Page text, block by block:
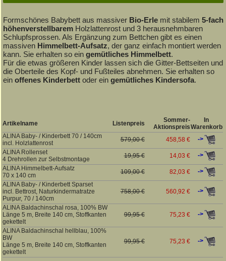
Formschönes Babybett aus massiver Bio-Erlemit stabilem 5-fach
höhenverstellbaremHolzlattenrost und 3 herausnehmbaren
Schlupfsprossen. Als Ergänzung zum Bettchen gibt es einen
massiven Himmelbett-Aufsatz, der ganz einfach montiert werden
kann. Sie erhalten so eingemütliches Himmelbett.
Für die etwas größeren Kinder lassen sich die Gitter-Bettseiten und
die Oberteile des Kopf- und Fußteiles abnehmen. Sie erhalten so
ein offenes Kinderbettoder ein gemütliches Kindersofa.
Artikelname Listenpreis
Sommer-
Aktionspreis
In
Warenkorb
ALINA Baby- / Kinderbett 70 / 140cm
incl. Holzlattenrost
579,00 € 458,58 €
->
ALINA Rollenset
4 Drehrollen zur Selbstmontage
19,95 € 14,03 €
->
ALINA Himmelbett-Aufsatz
70 x 140 cm
109,00 € 82,03 €
->
ALINA Baby- / Kinderbett Sparset
incl. Bettrost, Naturkindermatratze
Purpur, 70 / 140cm
758,00 € 560,92 € ->
ALINA Baldachinschal rosa, 100% BW
Länge 5 m, Breite 140 cm, Stoffkanten
gekettelt
99,95 € 75,23 € ->
ALINA Baldachinschal hellblau, 100%
BW
Länge 5 m, Breite 140 cm, Stoffkanten
gekettelt
99,95 € 75,23 € ->